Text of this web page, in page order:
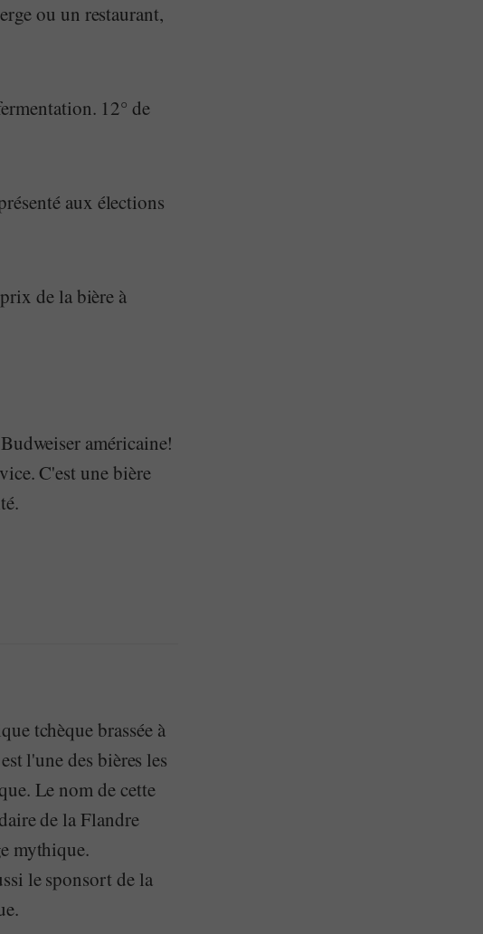
ou un restaurant,
12° de
aux élections
de la bière à
américaine!
C'est une bière
tchèque brassée à
l'une des bières les
Le nom de cette
de la Flandre
mythique.
le sponsort de la